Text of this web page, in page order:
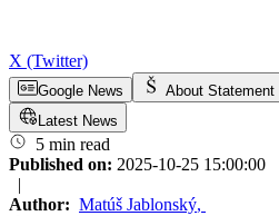
X (Twitter)
Google News About Statement
Latest News
5 min read
Published on: 2025-10-25 15:00:00
|
Author: Matúš Jablonský,